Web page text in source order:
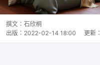
撰文： 石欣桐
出版： 2022-02-14 18:00 更新：